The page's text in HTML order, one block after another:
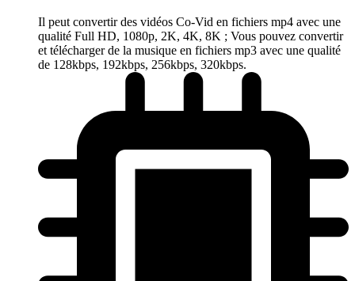
Il peut convertir des vidéos Co-Vid en fichiers mp4 avec une
qualité Full HD, 1080p, 2K, 4K, 8K ; Vous pouvez convertir
et télécharger de la musique en fichiers mp3 avec une qualité
de 128kbps, 192kbps, 256kbps, 320kbps.